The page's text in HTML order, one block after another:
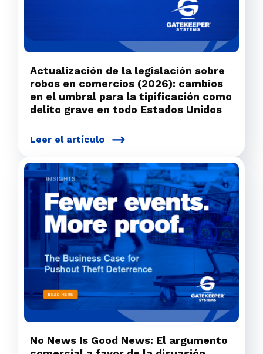
Actualización de la legislación sobre
robos en comercios (2026): cambios
en el umbral para la tipificación como
delito grave en todo Estados Unidos
Leer el artículo
No News Is Good News: El argumento